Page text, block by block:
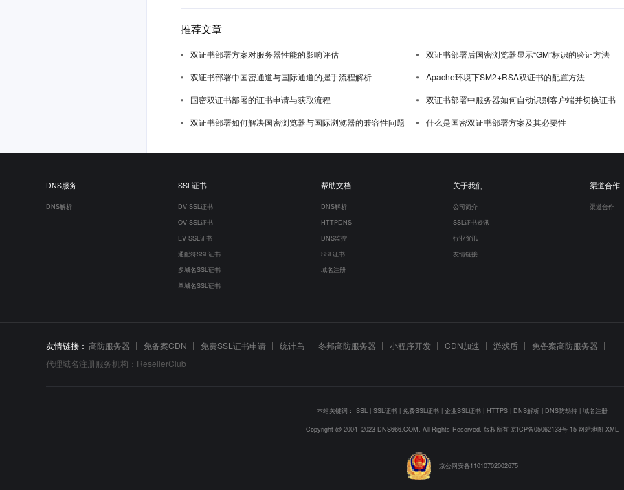
推荐文章
双证书部署方案对服务器性能的影响评估 双证书部署后国密浏览器显示“GM”标识的验证方法
双证书部署中国密通道与国际通道的握手流程解析
Apache环境下SM2+RSA双证书的配置方法
国密双证书部署的证书申请与获取流程
双证书部署中服务器如何自动识别客户端并切换证书
双证书部署如何解决国密浏览器与国际浏览器的兼容性问题
什么是国密双证书部署方案及其必要性
DNS服务
DNS解析
SSL证书
DV SSL证书
OV SSL证书
EV SSL证书
通配符SSL证书
多域名SSL证书
单域名SSL证书
帮助文档
DNS解析
HTTPDNS
DNS监控
SSL证书
域名注册
关于我们
公司简介
SSL证书资讯
行业资讯
友情链接
渠道合作
渠道合作
友情链接： 高防服务器 免备案CDN 免费SSL证书申请 统计鸟 冬邦高防服务器 小程序开发 CDN加速 游戏盾
免备案高防服务器
代理域名注册服务机构：ResellerClub
本站关键词： SSL| SSL证书| 免费SSL证书| 企业SSL证书| HTTPS| DNS解析| DNS防劫持| 域名注册
Copyright @ 2004- 2023 DNS666.COM. All Rights Reserved. 版权所有 京ICP备05062133号-15 网站地图 XML
京公网安备11010702002675